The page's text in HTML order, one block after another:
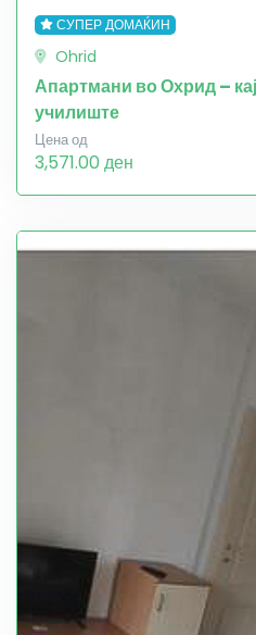
СУПЕР ДОМАЌИН
Ohrid
Апартмани во Охрид –
училиште
Цена од
3,571.00 ден